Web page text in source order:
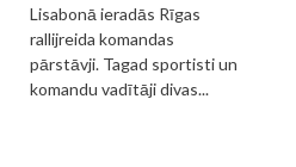
Lisabonā ieradās Rīgas
rallijreida komandas
pārstāvji. Tagad sportisti un
komandu vadītāji divas...